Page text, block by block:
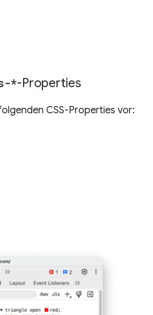
*-Properties
CSS-Properties vor: